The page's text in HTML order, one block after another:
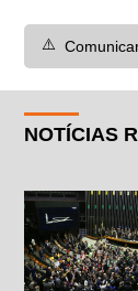
⚠️
NOTÍCIAS